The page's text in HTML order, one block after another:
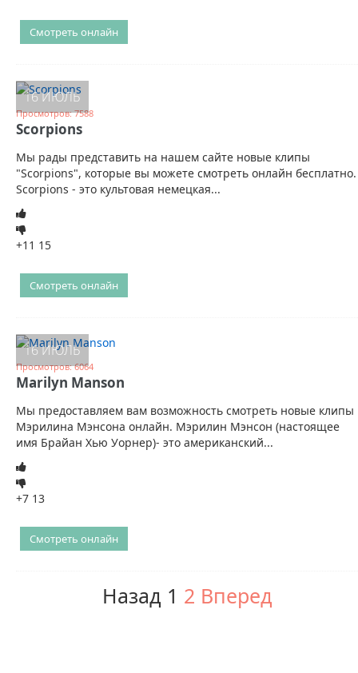
Смотреть онлайн
16 ИЮЛЬ
Просмотров: 7588
Scorpions
Мы рады представить на нашем сайте новые клипы
"Scorpions", которые вы можете смотреть онлайн бесплатно.
Scorpions - это культовая немецкая...
+11 15
Смотреть онлайн
16 ИЮЛЬ
Просмотров: 6064
Marilyn Manson
Мы предоставляем вам возможность смотреть новые клипы
Мэрилина Мэнсона онлайн. Мэрилин Мэнсон (настоящее
имя Брайан Хью Уорнер)- это американский...
+7 13
Смотреть онлайн
Назад 1 2 Вперед